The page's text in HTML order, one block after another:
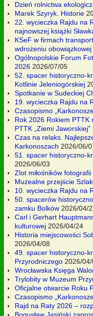
Dzień rolnictwa
Marek Szyryk. Historie
22. wycieczka Rajdu na
najnowszej książki
KSeF w firmach
wdrożeniu
Ogólnopolskie Forum
2026 2026/07/05
52. spacer historyczno-
Kotlinie Jeleniogórskiej
Spotkanie w Sudeckiej
19. wycieczka Rajdu na
Czasopismo
Rok 2026 Rokiem PTTK
PTTK „Ziemi Jaworskiej”
Czas na relaks.
Karkonoszach 2026/06/
51. spacer historyczno-
2026/06/03
Zlot miłośników fotografii
Muzealne przejście
10. wycieczka Rajdu na
50. spacerów
zamku Bolków 2026/04/
Carl i Gerhart
kulturowej 2026/04/24
Historia miejscowości
2026/04/08
49. spacer historyczno-
Przyrodniczego 2026/
Wrocławska Księga
Trylobity w Muzeum
Oficjalne otwarcie Roku
Czasopismo
Rajd na Raty 2026 –